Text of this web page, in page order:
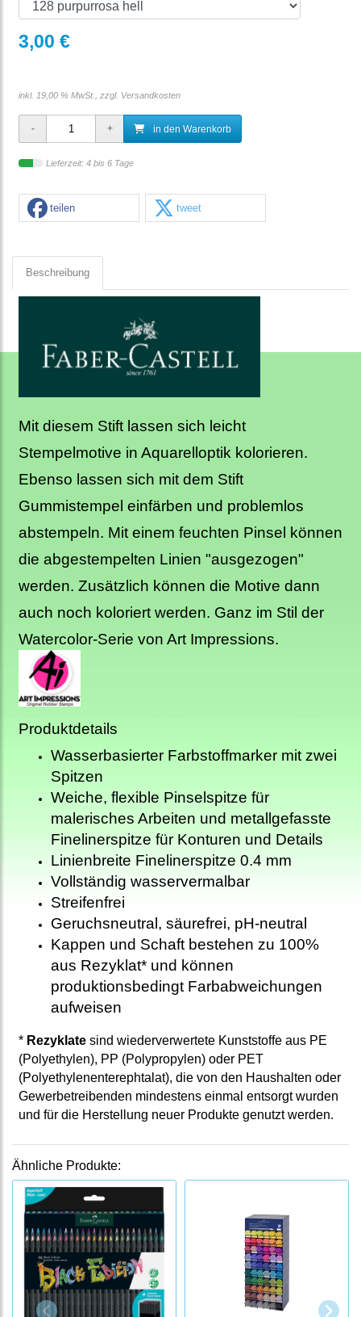
3,00 €
inkl. 19,00 % MwSt., zzgl. Versandkosten
in den Warenkorb
Lieferzeit: 4 bis 6 Tage
teilen tweet
Beschreibung
Mit diesem Stift lassen sich leicht
Stempelmotive in Aquarelloptik kolorieren.
Ebenso lassen sich mit dem Stift
Gummistempel einfärben und problemlos
abstempeln. Mit einem feuchten Pinsel können
die abgestempelten Linien "ausgezogen"
werden. Zusätzlich können die Motive dann
auch noch koloriert werden. Ganz im Stil der
Watercolor-Serie von Art Impressions.
Produktdetails
Wasserbasierter Farbstoffmarker mit zwei
Spitzen
Weiche, flexible Pinselspitze für
malerisches Arbeiten und metallgefasste
Finelinerspitze für Konturen und Details
Linienbreite Finelinerspitze 0.4 mm
Vollständig wasservermalbar
Streifenfrei
Geruchsneutral, säurefrei, pH-neutral
Kappen und Schaft bestehen zu 100%
aus Rezyklat* und können
produktionsbedingt Farbabweichungen
aufweisen
* Rezyklate sind wiederverwertete Kunststoffe aus PE
(Polyethylen), PP (Polypropylen) oder PET
(Polyethylenenterephtalat), die von den Haushalten oder
Gewerbetreibenden mindestens einmal entsorgt wurden
und für die Herstellung neuer Produkte genutzt werden.
Ähnliche Produkte: